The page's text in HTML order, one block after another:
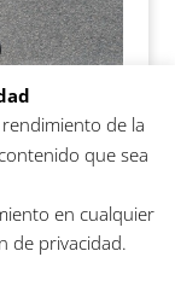
de la
que sea
en cualquier
de privacidad.